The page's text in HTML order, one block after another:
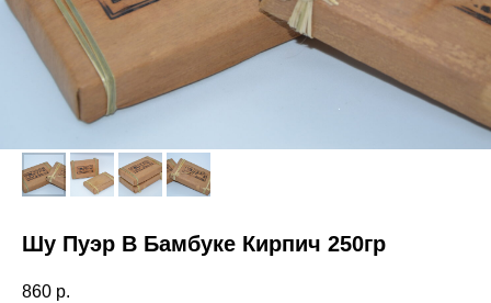
Шу Пуэр В Бамбуке Кирпич 250гр
860 р.